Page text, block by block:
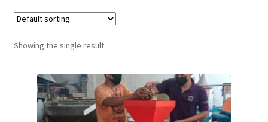
Checkout
Kontak Kami
My account
Sample Page
Showing the single result